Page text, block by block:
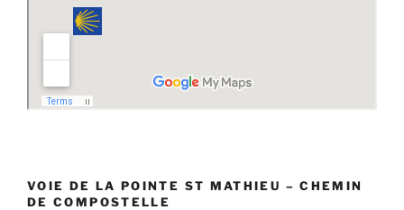
VOIE DE LA POINTE ST MATHIEU – CHEMIN
DE COMPOSTELLE